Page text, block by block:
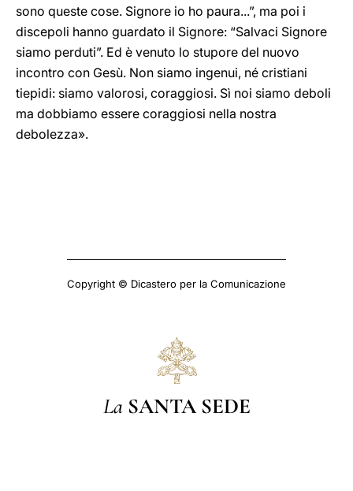
sono queste cose. Signore io ho paura...”, ma poi i
discepoli hanno guardato il Signore: “Salvaci Signore
siamo perduti”. Ed è venuto lo stupore del nuovo
incontro con Gesù. Non siamo ingenui, né cristiani
tiepidi: siamo valorosi, coraggiosi. Sì noi siamo deboli
ma dobbiamo essere coraggiosi nella nostra
debolezza».
Copyright © Dicastero per la Comunicazione
La SANTA SEDE